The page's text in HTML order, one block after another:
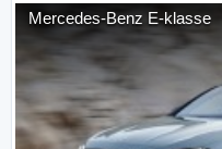
Mercedes-Benz E-klasse